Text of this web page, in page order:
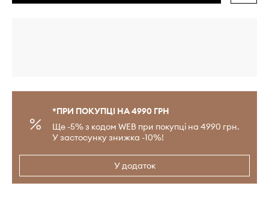
*ПРИ ПОКУПЦІ НА 4990 ГРН
Ще -5% з кодом WEB при покупці на 4990 грн.
У застосунку знижка -10%!
У додаток